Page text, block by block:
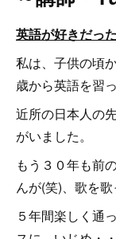
英語が好きだっ
私は、子供の頃
歳から英語を習
近所の日本人の
がいました。
もう３０年も前
んが(笑)、歌を
５年間楽しく通